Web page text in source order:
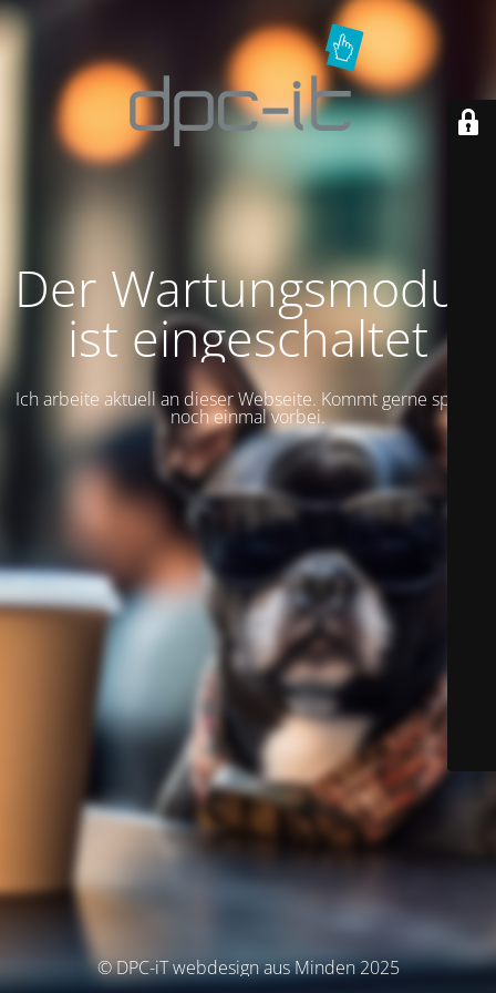
Der Wartungsmodus
ist eingeschaltet
Ich arbeite aktuell an dieser Webseite. Kommt gerne später
noch einmal vorbei.
© DPC-iT webdesign aus Minden 2025